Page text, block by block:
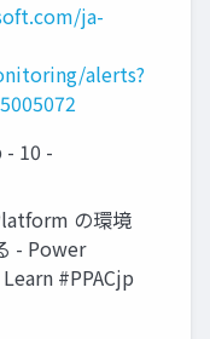
ja-
alerts?
- 10 -
の環境
- Power
#PPACjp